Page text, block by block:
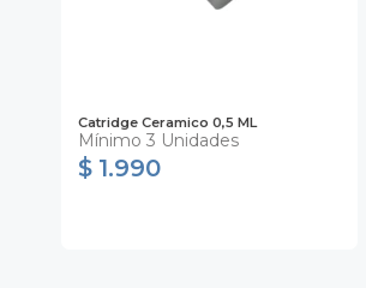
Catridge Ceramico 0,5 ML
Mínimo 3 Unidades
$ 1.990